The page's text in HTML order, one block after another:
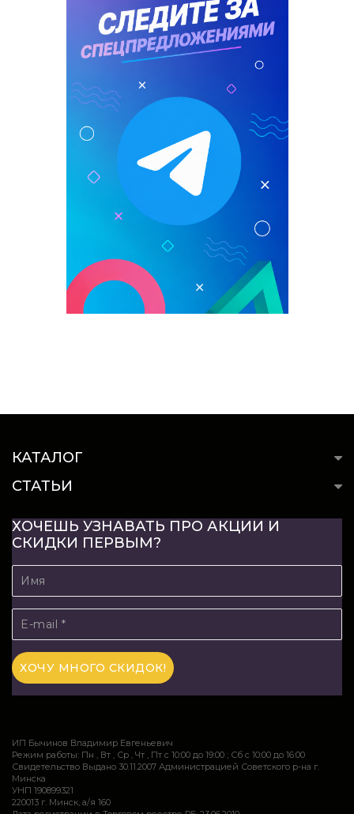
КАТАЛОГ
СТАТЬИ
ХОЧЕШЬ УЗНАВАТЬ ПРО АКЦИИ И
СКИДКИ ПЕРВЫМ?
ИП Бычинов Владимир Евгеньевич
Режим работы: Пн , Вт , Ср , Чт , Пт c 10:00 до 19:00 ; Сб c 10:00 до 16:00
Свидетельство Выдано 30.11.2007 Администрацией Советского р-на г.
Минска
УНП 190899321
220013 г. Минск, а/я 160